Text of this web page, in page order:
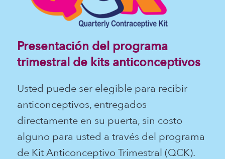
Presentación del programa
trimestral de kits anticonceptivos
Usted puede ser elegible para recibir
anticonceptivos, entregados
directamente en su puerta, sin costo
alguno para usted a través del programa
de Kit Anticonceptivo Trimestral (QCK).